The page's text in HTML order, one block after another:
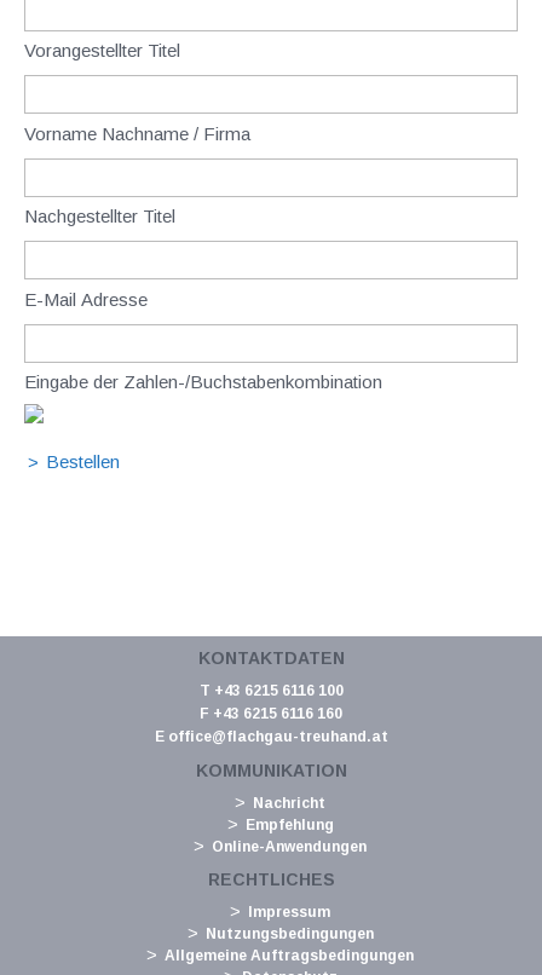
Vorangestellter Titel
Vorname Nachname / Firma
Nachgestellter Titel
E-Mail Adresse
Eingabe der Zahlen-/Buchstabenkombination
KONTAKTDATEN
T +43 6215 6116 100
F +43 6215 6116 160
E office@flachgau-treuhand.at
KOMMUNIKATION
Nachricht
Empfehlung
Online-Anwendungen
RECHTLICHES
Impressum
Nutzungsbedingungen
Allgemeine Auftragsbedingungen